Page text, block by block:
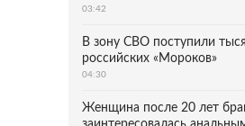
03:42
В зону СВО поступили
российских «Мороков»
04:30
Женщина после 20 лет